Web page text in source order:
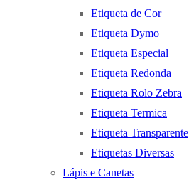
Etiqueta de Cor
Etiqueta Dymo
Etiqueta Especial
Etiqueta Redonda
Etiqueta Rolo Zebra
Etiqueta Termica
Etiqueta Transparente
Etiquetas Diversas
Lápis e Canetas